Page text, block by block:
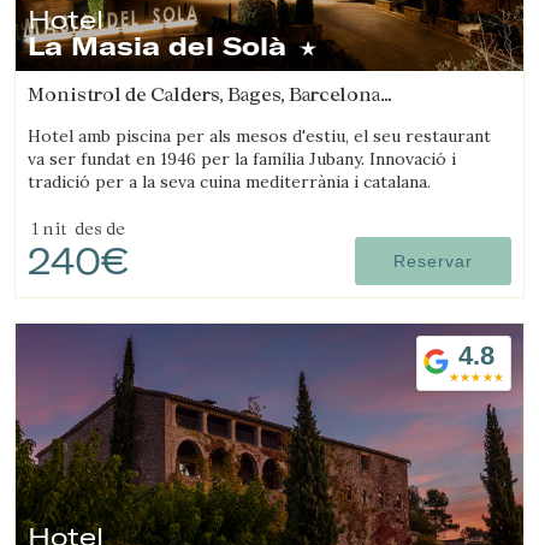
Hotel
La Masia del Solà
Monistrol de Calders, Bages, Barcelona
Hotel amb piscina per als mesos d'estiu, el seu restaurant
va ser fundat en 1946 per la família Jubany. Innovació i
tradició per a la seva cuina mediterrània i catalana.
1 nit des de
240€ Reservar
4.8
Hotel